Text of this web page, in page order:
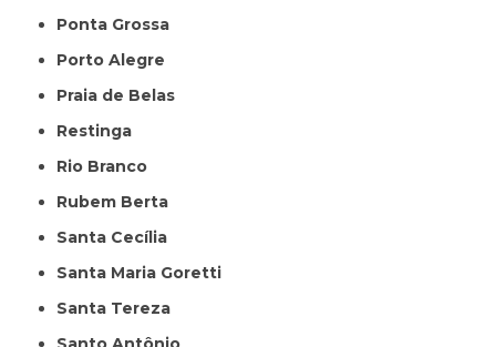
Ponta Grossa
Porto Alegre
Praia de Belas
Restinga
Rio Branco
Rubem Berta
Santa Cecília
Santa Maria Goretti
Santa Tereza